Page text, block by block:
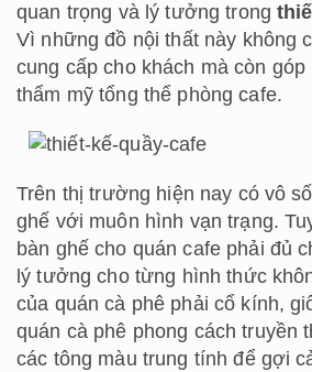
quan trọng và lý tưởng trong
Vì những đồ nội thất này không
cung cấp cho khách mà còn góp
thẩm mỹ tổng thể phòng cafe.
Trên thị trường hiện nay có vô
ghế với muôn hình vạn trạng.
bàn ghế cho quán cafe phải đủ
lý tưởng cho từng hình thức
của quán cà phê phải cổ kính,
quán cà phê phong cách truyền
các tông màu trung tính để gợi